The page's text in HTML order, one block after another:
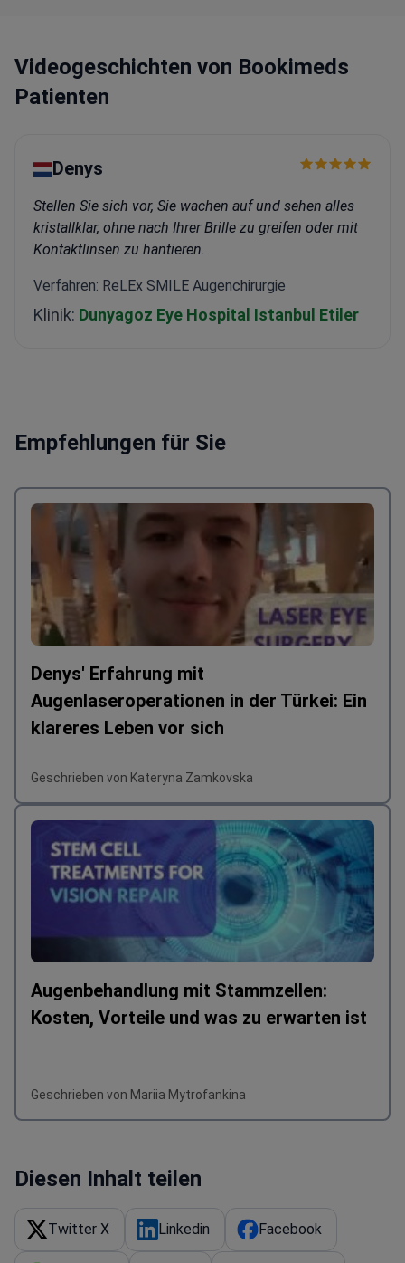
Videogeschichten von Bookimeds
Patienten
Denys
Stellen Sie sich vor, Sie wachen auf und sehen alles
kristallklar, ohne nach Ihrer Brille zu greifen oder mit
Kontaktlinsen zu hantieren.
Verfahren: ReLEx SMILE Augenchirurgie
Klinik: Dunyagoz Eye Hospital Istanbul Etiler
Empfehlungen für Sie
Denys' Erfahrung mit
Augenlaseroperationen in der Türkei: Ein
klareres Leben vor sich
Geschrieben von Kateryna Zamkovska
Augenbehandlung mit Stammzellen:
Kosten, Vorteile und was zu erwarten ist
Geschrieben von Mariia Mytrofankina
Diesen Inhalt teilen
Twitter X Linkedin Facebook